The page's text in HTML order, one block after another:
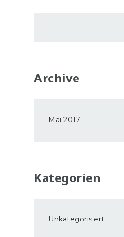
Archive
Mai 2017
Kategorien
Unkategorisiert